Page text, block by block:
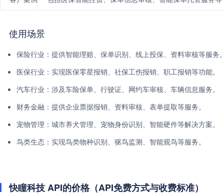
使用场景
保险行业：提供智能理赔、保单识别、线上投保、资料审核等服务
医保行业：实现医保零星报销、社保工伤报销、职工报销等功能。
汽车行业：涉及车险保单、行驶证、网约车审核、车辆信息服务。
财务金融：提供企业票据报销、资料审核、表单提取等服务。
宠物管理：城市养犬管理、宠物身份识别、智能硬件等解决方案。
鸟类生态：实现鸟类物种识别、驱鸟监测、智能观鸟等服务。
快瞳科技 API的价格（API免费方式与收费标准）